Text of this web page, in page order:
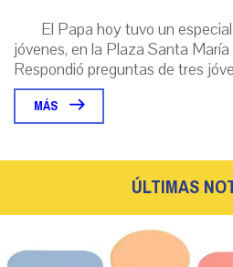
El Papa hoy tuvo un
jóvenes, en la Plaza Santa
Respondió preguntas de tres
MÁS
ÚLTIMAS